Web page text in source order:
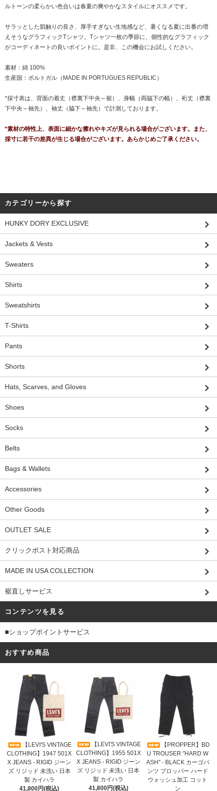
ルトーンの柔らかい色合いは春夏の爽やかなスタイルにオススメです。
サラッとした肌触りの良さ、厚手すぎない生地感など、暑くなる夏に出番の増
えそうなグラフィックTシャツ。Tシャツ一枚の季節に、個性的なグラフィック
がコーディネートの良いポイントに。是非、この機会にお試しください。
素材：綿 100%
生産国：ポルトガル（MADE IN PORTUGUES REPUBLIC）
*採寸表は、背面の着丈（襟裏下中央～裾）、身幅（両脇下の幅）、裄丈（襟裏
下中央～袖先）、袖丈（脇下～袖先）で計測しております。
*素材の特性上、表面に細かな擦れやキズが見られる場合がございます。また、
採寸に若干の差異が生じる場合がございます。あらかじめご了承ください。
カテゴリーから探す
HUNKY DORY EXCLUSIVE
Jackets & Vests
Sweaters
Shirts
Sweatshirts
T-Shirts
Pants
Shorts
Hats, Scarves, and Gloves
Shoes
Socks
Belts
Bags & Wallets
Accessories
Other Goods
OUTLET SALE
クリックポスト対応商品
MADE IN USA COLLECTION
裾直しサービス
コンテンツを見る
■ショップポイントサービス
おすすめ商品
【LEVI'S VINTAGE
CLOTHING】1947 501X
X JEANS - RIGID ジーン
ズ リジッド 未洗い 日本
製 カイハラ
41,800円(税込)
【LEVI'S VINTAGE
CLOTHING】1955 501X
X JEANS - RIGID ジーン
ズ リジッド 未洗い 日本
製 カイハラ
41,800円(税込)
【PROPPER】BD
U TROUSER "HARD W
ASH" - BLACK カーゴパ
ンツ プロッパー ハード
ウォッシュ加工 コット
ン